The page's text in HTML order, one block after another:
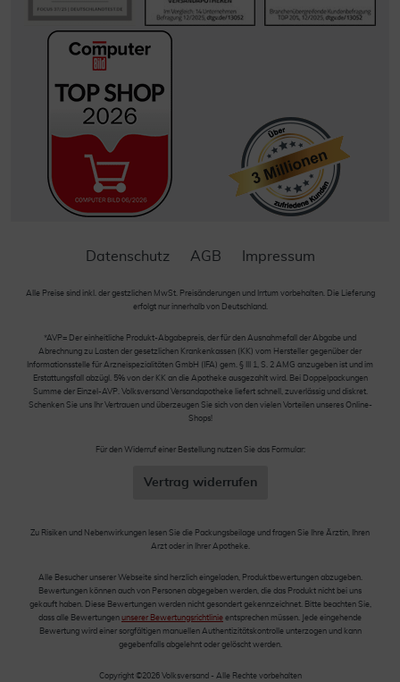
Datenschutz AGB Impressum
Alle Preise sind inkl. der gestzlichen MwSt. Preisänderungen und Irrtum vorbehalten. Die Lieferung
erfolgt nur innerhalb von Deutschland.
*AVP= Der einheitliche Produkt-Abgabepreis, der für den Ausnahmefall der Abgabe und
Abrechnung zu Lasten der gesetzlichen Krankenkassen (KK) vom Hersteller gegenüber der
Informationsstelle für Arzneispezialitäten GmbH (IFA) gem. § III 1, S. 2 AMG anzugeben ist und im
Erstattungsfall abzügl. 5% von der KK an die Apotheke ausgezahlt wird. Bei Doppelpackungen
Summe der Einzel-AVP. Volksversand Versandapotheke liefert schnell, zuverlässig und diskret.
Schenken Sie uns Ihr Vertrauen und überzeugen Sie sich von den vielen Vorteilen unseres Online-
Shops!
Für den Widerruf einer Bestellung nutzen Sie das Formular:
Vertrag widerrufen
Zu Risiken und Nebenwirkungen lesen Sie die Packungsbeilage und fragen Sie Ihre Ärztin, Ihren
Arzt oder in Ihrer Apotheke.
Alle Besucher unserer Webseite sind herzlich eingeladen, Produktbewertungen abzugeben.
Bewertungen können auch von Personen abgegeben werden, die das Produkt nicht bei uns
gekauft haben. Diese Bewertungen werden nicht gesondert gekennzeichnet. Bitte beachten Sie,
dass alle Bewertungen unserer Bewertungsrichtlinie entsprechen müssen. Jede eingehende
Bewertung wird einer sorgfältigen manuellen Authentizitätskontrolle unterzogen und kann
gegebenfalls abgelehnt oder gelöscht werden.
Copyright ©2026 Volksversand - Alle Rechte vorbehalten